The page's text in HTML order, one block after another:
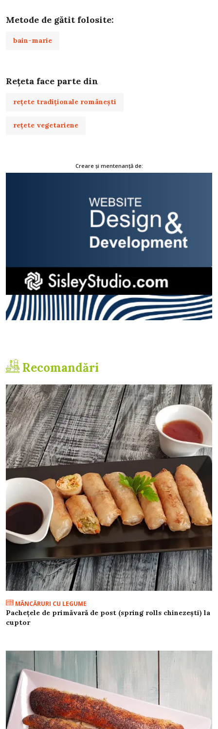
Metode de gătit folosite:
bain-marie
Rețeta face parte din
rețete tradiționale românești
rețete vegetariene
Creare și mentenanță de:
Recomandări
MÂNCĂRURI CU LEGUME
Pachețele de primăvară de post (spring rolls chinezești) la
cuptor